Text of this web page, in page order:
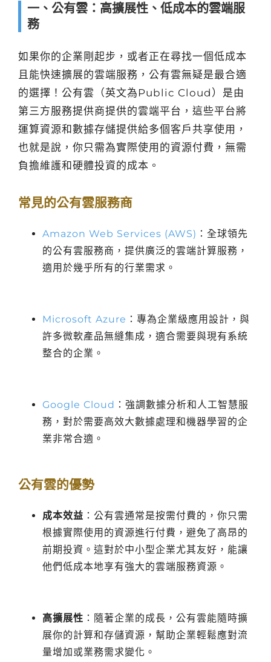
一、公有雲：高擴展性、低成本的雲端服
務
如果你的企業剛起步，或者正在尋找一個低成本
且能快速擴展的雲端服務，公有雲無疑是最合適
的選擇！公有雲（英文為Public Cloud）是由
第三方服務提供商提供的雲端平台，這些平台將
運算資源和數據存儲提供給多個客戶共享使用，
也就是說，你只需為實際使用的資源付費，無需
負擔維護和硬體投資的成本。
常見的公有雲服務商
Amazon Web Services (AWS) ：全球領先
的公有雲服務商，提供廣泛的雲端計算服務，
適用於幾乎所有的行業需求。
Microsoft Azure ：專為企業級應用設計，與
許多微軟產品無縫集成，適合需要與現有系統
整合的企業。
Google Cloud ：強調數據分析和人工智慧服
務，對於需要高效大數據處理和機器學習的企
業非常合適。
公有雲的優勢
成本效益 ：公有雲通常是按需付費的，你只需
根據實際使用的資源進行付費，避免了高昂的
前期投資。這對於中小型企業尤其友好，能讓
他們低成本地享有強大的雲端服務資源。
高擴展性 ：隨著企業的成長，公有雲能隨時擴
展你的計算和存儲資源，幫助企業輕鬆應對流
量增加或業務需求變化。